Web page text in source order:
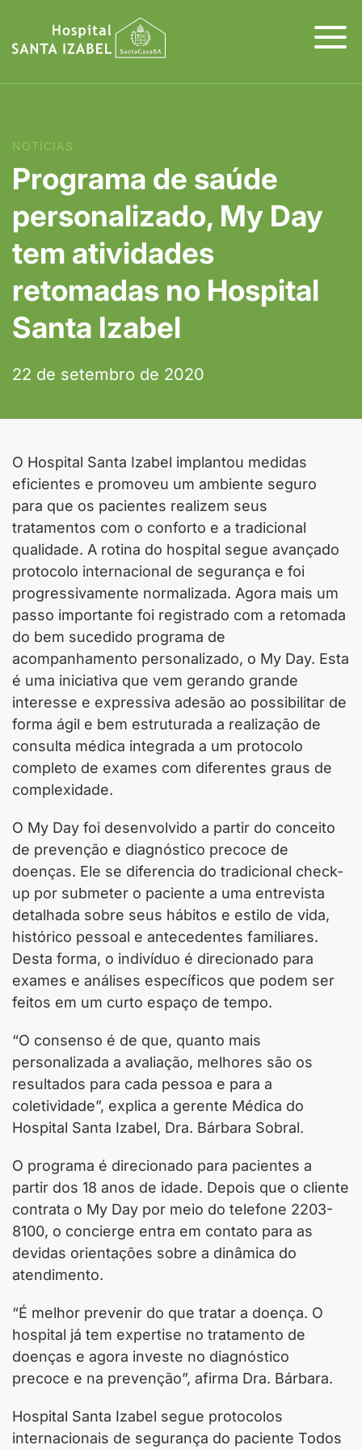
NOTÍCIAS
Programa de saúde
personalizado, My Day
tem atividades
retomadas no Hospital
Santa Izabel
22 de setembro de 2020
O Hospital Santa Izabel implantou medidas
eficientes e promoveu um ambiente seguro
para que os pacientes realizem seus
tratamentos com o conforto e a tradicional
qualidade. A rotina do hospital segue avançado
protocolo internacional de segurança e foi
progressivamente normalizada. Agora mais um
passo importante foi registrado com a retomada
do bem sucedido programa de
acompanhamento personalizado, o My Day. Esta
é uma iniciativa que vem gerando grande
interesse e expressiva adesão ao possibilitar de
forma ágil e bem estruturada a realização de
consulta médica integrada a um protocolo
completo de exames com diferentes graus de
complexidade.
O My Day foi desenvolvido a partir do conceito
de prevenção e diagnóstico precoce de
doenças. Ele se diferencia do tradicional check-
up por submeter o paciente a uma entrevista
detalhada sobre seus hábitos e estilo de vida,
histórico pessoal e antecedentes familiares.
Desta forma, o indivíduo é direcionado para
exames e análises específicos que podem ser
feitos em um curto espaço de tempo.
“O consenso é de que, quanto mais
personalizada a avaliação, melhores são os
resultados para cada pessoa e para a
coletividade”, explica a gerente Médica do
Hospital Santa Izabel, Dra. Bárbara Sobral.
O programa é direcionado para pacientes a
partir dos 18 anos de idade. Depois que o cliente
contrata o My Day por meio do telefone 2203-
8100, o concierge entra em contato para as
devidas orientações sobre a dinâmica do
atendimento.
“É melhor prevenir do que tratar a doença. O
hospital já tem expertise no tratamento de
doenças e agora investe no diagnóstico
precoce e na prevenção”, afirma Dra. Bárbara.
Hospital Santa Izabel segue protocolos
internacionais de segurança do paciente Todos